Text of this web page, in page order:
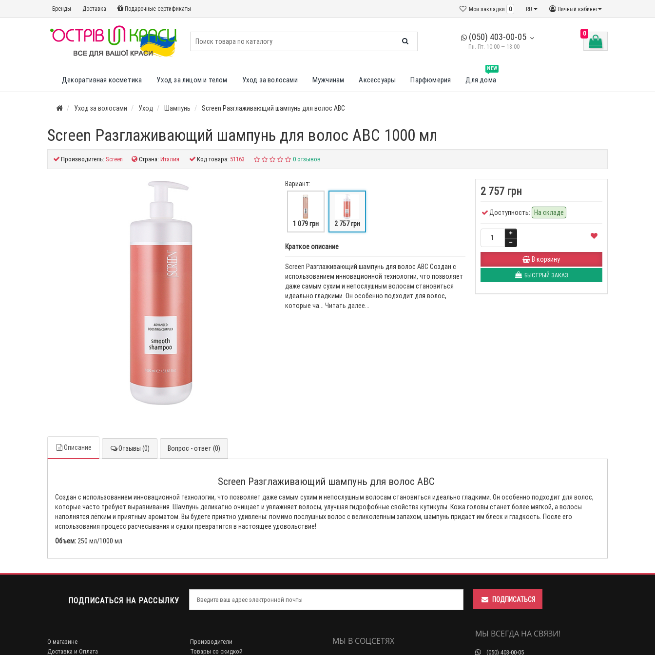
Бренды Доставка Подарочные сертификаты Личный кабинет
RU
Мои закладки 0
(050) 403-00-05
Пн.-Пт. 10:00 — 18:00
0
Декоративная косметика Уход за лицом и телом Уход за волосами Мужчинам Аксессуары Парфюмерия
NEW
Для дома
Уход за волосами Уход Шампунь Screen Разглаживающий шампунь для волос ABC
Screen Разглаживающий шампунь для волос ABC 1000 мл
Производитель: Screen Страна:Италия Код товара: 51163 0 отзывов
Вариант:
1 079 грн 2 757 грн
Краткое описание
Screen Разглаживающий шампунь для волос ABC Создан с
использованием инновационной технологии, что позволяет
даже самым сухим и непослушным волосам становиться
идеально гладкими. Он особенно подходит для волос,
которые ча... Читать далее...
2 757 грн
Доступность: На складе
В корзину
БЫСТРЫЙ ЗАКАЗ
Описание Отзывы (0) Вопрос - ответ (0)
Screen Разглаживающий шампунь для волос ABC
Создан с использованием инновационной технологии, что позволяет даже самым сухим и непослушным волосам становиться идеально гладкими. Он особенно подходит для волос,
которые часто требуют выравнивания. Шампунь деликатно очищает и увлажняет волосы, улучшая гидрофобные свойства кутикулы. Кожа головы станет более мягкой, а волосы
наполнятся лёгким и приятным ароматом. Вы будете приятно удивлены: помимо послушных волос с великолепным запахом, шампунь придаст им блеск и гладкость. После его
использования процесс расчесывания и сушки превратится в настоящее удовольствие!
Объем: 250 мл/1000 мл
ПОДПИСАТЬСЯ НА РАССЫЛКУ ПОДПИСАТЬСЯ
О магазине
Доставка и Оплата
Производители
Товары со скидкой
МЫ В СОЦСЕТЯХ
МЫ ВСЕГДА НА СВЯЗИ!
(050) 403-00-05